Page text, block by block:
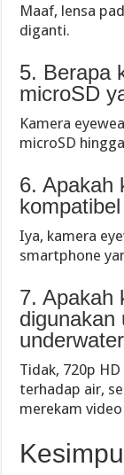
Maaf, lensa
diganti.
5. Berapa
microSD
Kamera
microSD
6. Apakah
Iya, kamera
smartphone
7. Apakah
digunakan
Tidak, 720p
terhadap air,
merekam